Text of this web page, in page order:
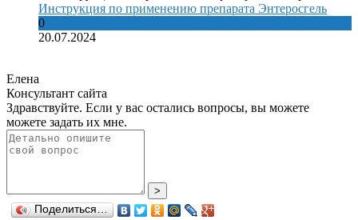
Инструкция по применению препарата Энтеросгель
0
20.07.2024
Елена
Консультант сайта
Здравствуйте. Если у вас остались вопросы, вы можете
можете задать их мне.
>
Поделиться…